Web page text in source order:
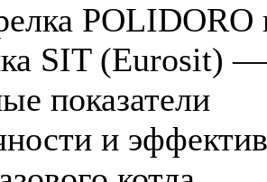
POLIDORO
SIT (Eurosit)
показатели
и